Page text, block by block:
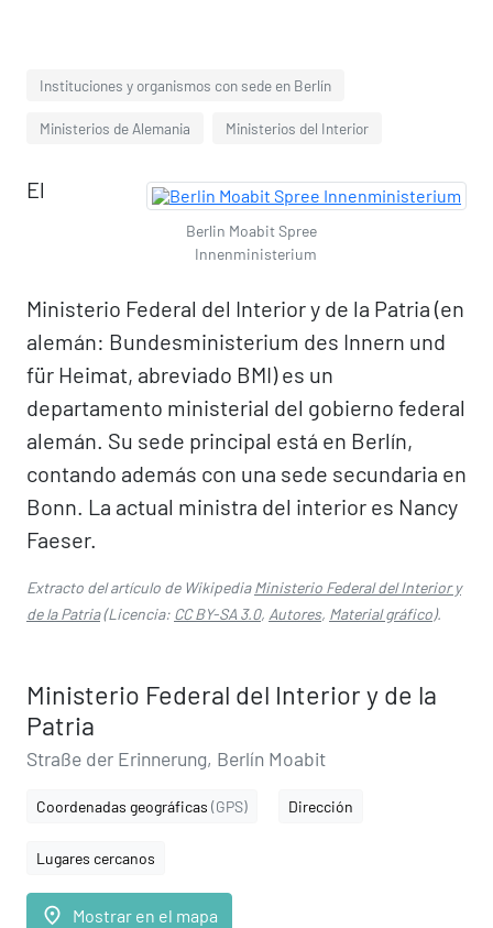
Instituciones y organismos con sede en Berlín
Ministerios de Alemania Ministerios del Interior
Berlin Moabit Spree
Innenministerium
El
Ministerio Federal del Interior y de la Patria (en
alemán: Bundesministerium des Innern und
für Heimat, abreviado BMI) es un
departamento ministerial del gobierno federal
alemán. Su sede principal está en Berlín,
contando además con una sede secundaria en
Bonn. La actual ministra del interior es Nancy
Faeser.
Extracto del artículo de WikipediaMinisterio Federal del Interior y
de la Patria(Licencia: CC BY-SA 3.0, Autores, Material gráfico).
Ministerio Federal del Interior y de la
Patria
Straße der Erinnerung, Berlín Moabit
Coordenadas geográficas (GPS) Dirección
Lugares cercanos
place Mostrar en el mapa